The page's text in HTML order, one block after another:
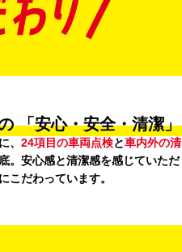
「安心・安全・清潔」
、 24項目の車両点検と車内外の清
。安心感と清潔感を感じていただ
こだわっています。